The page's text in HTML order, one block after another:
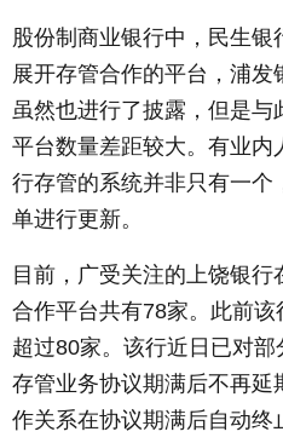
股份制商业银行中，民生银
展开存管合作的平台，浦
虽然也进行了披露，但是与
平台数量差距较大。有业内
行存管的系统并非只有一个
单进行更新。
目前，广受关注的上饶银
合作平台共有78家。此前
超过80家。该行近日已对部
存管业务协议期满后不再延
作关系在协议期满后自动终